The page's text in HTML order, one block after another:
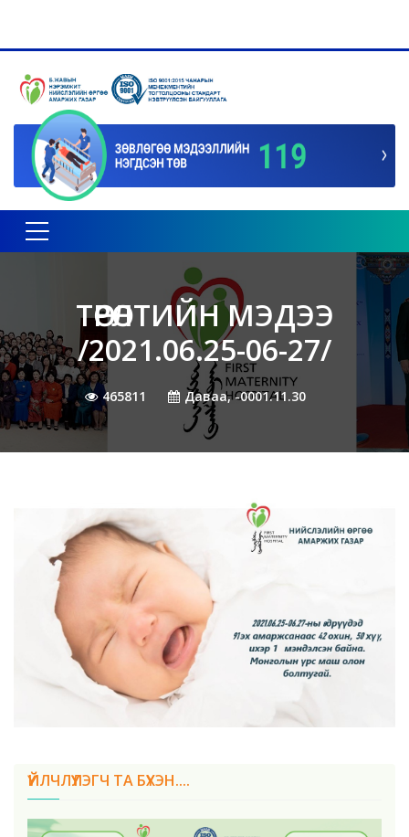
Toggle navigation
ТӨРӨЛТИЙН МЭДЭЭ
/2021.06.25-06-27/
465811 Даваа, -0001.11.30
ҮЙЛЧЛҮҮЛЭГЧ ТА БҮХЭН....